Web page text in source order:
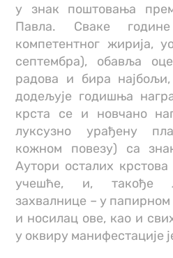
у знак поштовања
Павла. Сваке
компетентног жирија,
септембра), обавља
радова и бира
додељује годишња
крста се и новчано
луксузно урађену
кожном повезу) са
Аутори осталих крстова
учешће, и, такође
захвалнице – у
и носилац ове, као и
у оквиру манифестације